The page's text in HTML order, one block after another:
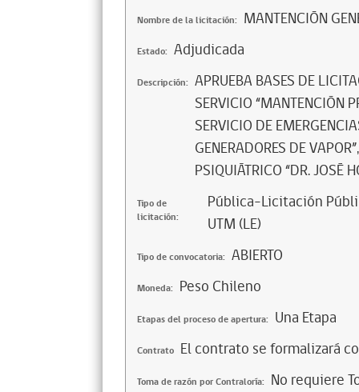
Nombre de la licitación: MANTENCIÓN
Estado: Adjudicada
Descripción: APRUEBA BASES DE
SERVICIO “MANTENCIÓN
SERVICIO DE
GENERADORES DE
PSIQUIÁTRICO “DR. JOSÉ
Tipo de
licitación:
Pública-Licitación
UTM (LE)
Tipo de convocatoria: ABIERTO
Moneda: Peso Chileno
Etapas del proceso de apertura: Una Etapa
Contrato El contrato se formalizará
Toma de razón por Contraloría: No requiere